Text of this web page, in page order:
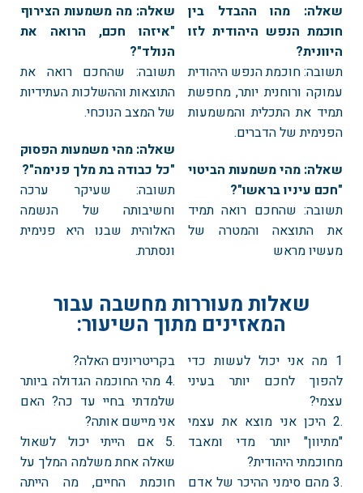
שאלה: מהו ההבדל בין
חוכמת הנפש היהודית לזו
היוונית?
תשובה: חוכמת הנפש היהודית
עמוקה ורוחנית יותר, מחפשת
תמיד את התכלית והמשמעות
הפנימית של הדברים.
שאלה: מהי משמעות הביטוי
"חכם עיניו בראשו"?
תשובה: שהחכם רואה תמיד
את התוצאה והמטרה של
מעשיו מראש
שאלה: מה משמעות הצירוף
"איזהו חכם, הרואה את
הנולד"?
תשובה: שהחכם רואה את
התוצאות וההשלכות העתידיות
של המצב הנוכחי.
שאלה: מהי משמעות הפסוק
"כל כבודה בת מלך פנימה"?
תשובה: שעיקר ערכה
וחשיבותה של הנשמה
האלוהית שבנו היא פנימית
ונסתרת.
שאלות מעוררות מחשבה עבור
המאזינים מתוך השיעור:
1 מה אני יכול לעשות כדי
להפוך לחכם יותר בעיני
עצמי?
.2 היכן אני מוצא את עצמי
"מתיוון" יותר מדי ומאבד
מחוכמתי היהודית?
.3 מהם סימני ההיכר של אדם
בקריטריונים האלה?
.4 מהי החוכמה הגדולה ביותר
שלמדתי בחיי עד כה? האם
אני מיישם אותה?
.5 אם הייתי יכול לשאול
שאלה אחת משלמה המלך על
חוכמת החיים, מה הייתה